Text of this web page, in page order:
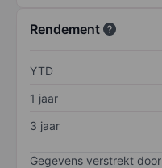
Rendement
YTD
1 jaar
3 jaar
Gegevens verstrekt door